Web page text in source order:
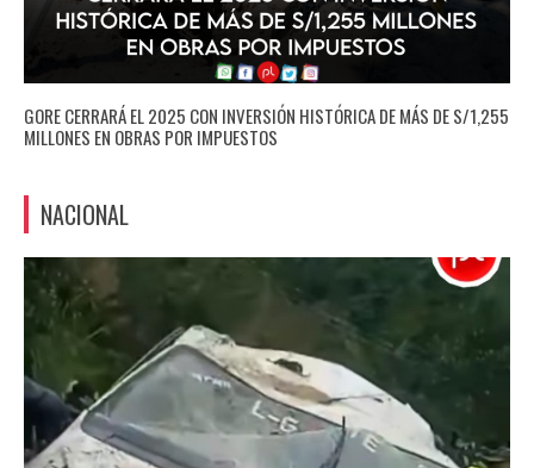
GORE CERRARÁ EL 2025 CON INVERSIÓN HISTÓRICA DE MÁS DE S/1,255
MILLONES EN OBRAS POR IMPUESTOS
NACIONAL